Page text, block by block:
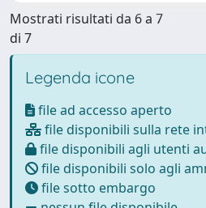
Mostrati risultati da 6 a 7
di 7
Legenda icone
file ad accesso aperto
file disponibili sulla rete
file disponibili agli utenti
file disponibili solo agli
file sotto embargo